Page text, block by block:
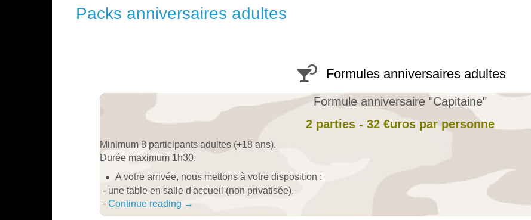
Packs anniversaires adultes
Formules anniversaires adultes
Formule anniversaire "Capitaine"
2 parties - 32 €uros par personne
Minimum 8 participants adultes (+18 ans).
Durée maximum 1h30.
A votre arrivée, nous mettons à votre disposition :
- une table en salle d'accueil (non privatisée),
- Continue reading →